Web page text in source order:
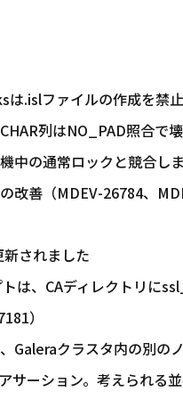
.islファイルの作成を禁
列はNO_PAD照合で
中の通常ロックと競合し
改善（MDEV-26784、
新されました
トは、CAディレクトリに
）
Galeraクラスタ内の別の
サーション。考えられる